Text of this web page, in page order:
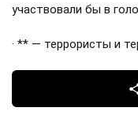
участвовали бы в
· ** — террористы и